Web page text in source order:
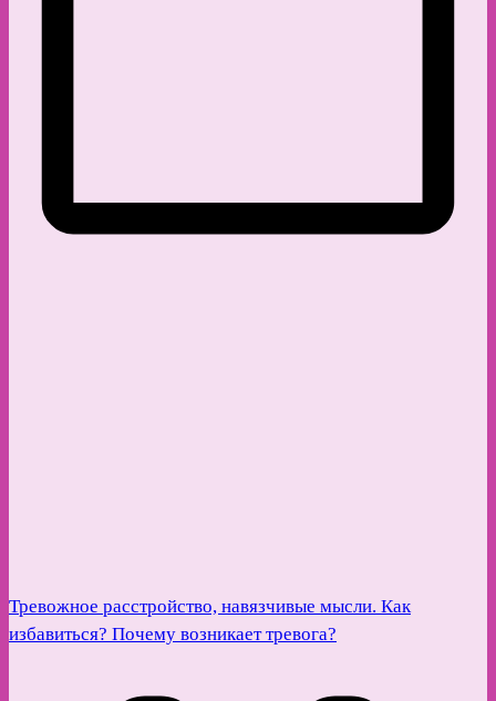
Тревожное расстройство, навязчивые мысли. Как
избавиться? Почему возникает тревога?